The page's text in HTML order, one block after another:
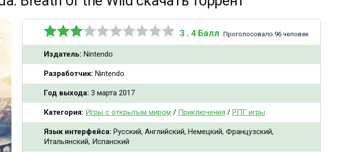
3 . 4 Балл Проголосовало 96 человек
Издатель: Nintendo
Разработчик: Nintendo
Год выхода: 3 марта 2017
Категория: Игры с открытым миром / Приключения / РПГ игры
Язык интерфейса: Русский, Английский, Немецкий, Французский,
Итальянский, Испанский